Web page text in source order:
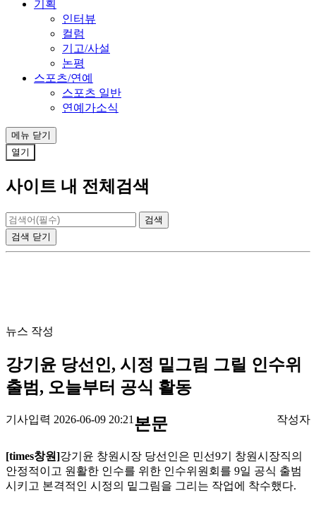
기획
인터뷰
컬럼
기고/사설
논평
스포츠/연예
스포츠 일반
연예가소식
메뉴 닫기
열기
사이트 내 전체검색
검색 닫기
뉴스 작성
강기윤 당선인, 시정 밑그림 그릴 인수위
출범, 오늘부터 공식 활동
기사입력 2026-06-09 20:21 작성자
본문
[times창원]강기윤 창원시장 당선인은 민선9기 창원시장직의
안정적이고 원활한 인수를 위한 인수위원회를 9일 공식 출범
시키고 본격적인 시정의 밑그림을 그리는 작업에 착수했다.